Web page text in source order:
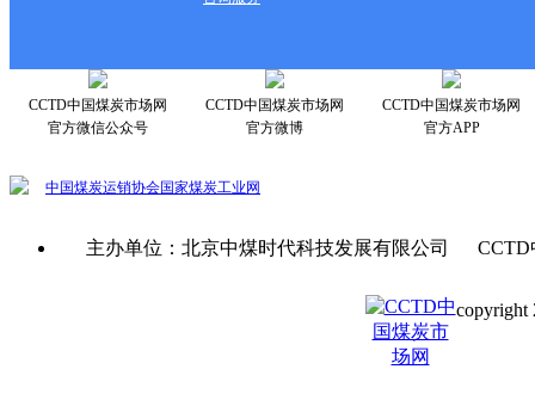
CCTD中国煤炭市场网
官方微信公众号
CCTD中国煤炭市场网
官方微博
CCTD中国煤炭市场网
官方APP
中国煤炭运销协会国家煤炭工业网
主办单位：北京中煤时代科技发展有限公司
copyright